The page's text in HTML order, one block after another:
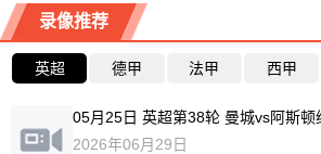
录像推荐
英超 德甲 法甲 西甲
05月25日 英超第38轮 曼城vs阿斯顿
2026年06月29日